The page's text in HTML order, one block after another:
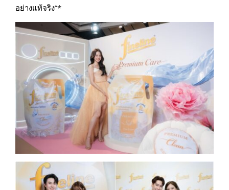
อย่างแท้จริง”*